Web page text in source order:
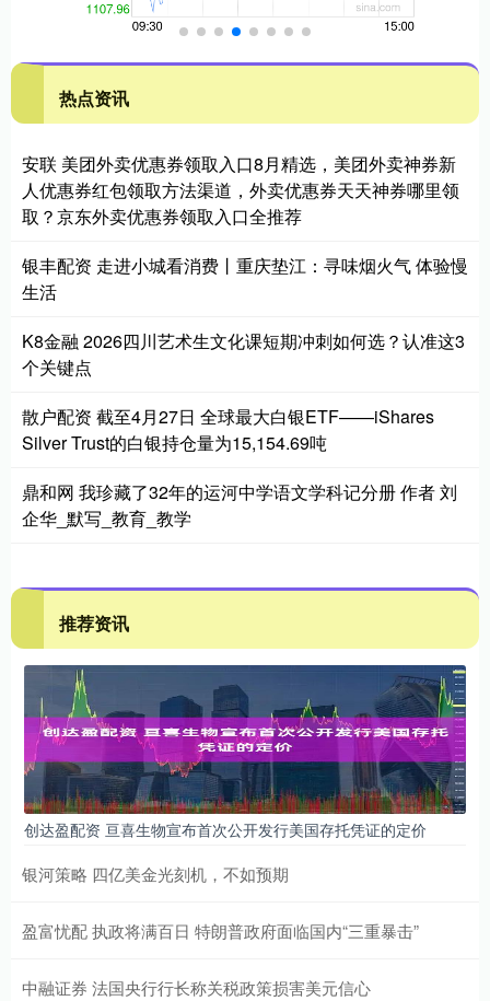
热点资讯
安联 美团外卖优惠券领取入口8月精选，美团外卖神券新
人优惠券红包领取方法渠道，外卖优惠券天天神券哪里领
取？京东外卖优惠券领取入口全推荐
银丰配资 走进小城看消费丨重庆垫江：寻味烟火气 体验慢
生活
K8金融 2026四川艺术生文化课短期冲刺如何选？认准这3
个关键点
散户配资 截至4月27日 全球最大白银ETF——iShares
Silver Trust的白银持仓量为15,154.69吨
鼎和网 我珍藏了32年的运河中学语文学科记分册 作者 刘
企华_默写_教育_教学
推荐资讯
创达盈配资 亘喜生物宣布首次公开发行美国存托凭证的定价
银河策略 四亿美金光刻机，不如预期
盈富忧配 执政将满百日 特朗普政府面临国内“三重暴击”
中融证券 法国央行行长称关税政策损害美元信心